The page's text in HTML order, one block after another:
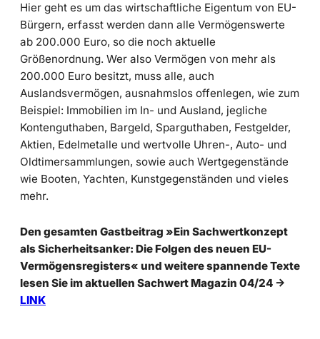
Hier geht es um das wirtschaftliche Eigentum von EU-
Bürgern, erfasst werden dann alle Vermögenswerte
ab 200.000 Euro, so die noch aktuelle
Größenordnung. Wer also Vermögen von mehr als
200.000 Euro besitzt, muss alle, auch
Auslandsvermögen, ausnahmslos offenlegen, wie zum
Beispiel: Immobilien im In- und Ausland, jegliche
Kontenguthaben, Bargeld, Sparguthaben, Festgelder,
Aktien, Edelmetalle und wertvolle Uhren-, Auto- und
Oldtimersammlungen, sowie auch Wertgegenstände
wie Booten, Yachten, Kunstgegenständen und vieles
mehr.
Den gesamten Gastbeitrag »Ein Sachwertkonzept
als Sicherheitsanker: Die Folgen des neuen EU-
Vermögensregisters« und weitere spannende Texte
lesen Sie im aktuellen Sachwert Magazin 04/24 ->
LINK